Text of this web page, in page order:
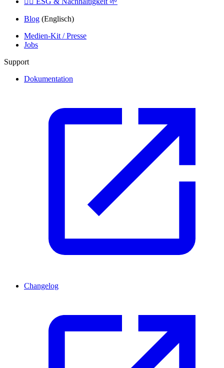
Blog (Englisch)
Medien-Kit / Presse
Jobs
Support
Dokumentation
Changelog